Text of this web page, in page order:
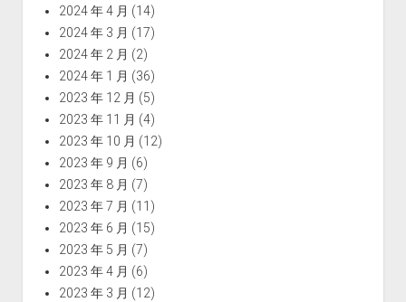
2024 年 4 月 (14)
2024 年 3 月 (17)
2024 年 2 月 (2)
2024 年 1 月 (36)
2023 年 12 月 (5)
2023 年 11 月 (4)
2023 年 10 月 (12)
2023 年 9 月 (6)
2023 年 8 月 (7)
2023 年 7 月 (11)
2023 年 6 月 (15)
2023 年 5 月 (7)
2023 年 4 月 (6)
2023 年 3 月 (12)